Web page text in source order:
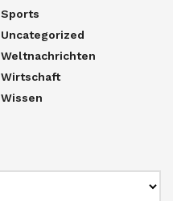
Sports
Uncategorized
Weltnachrichten
Wirtschaft
Wissen